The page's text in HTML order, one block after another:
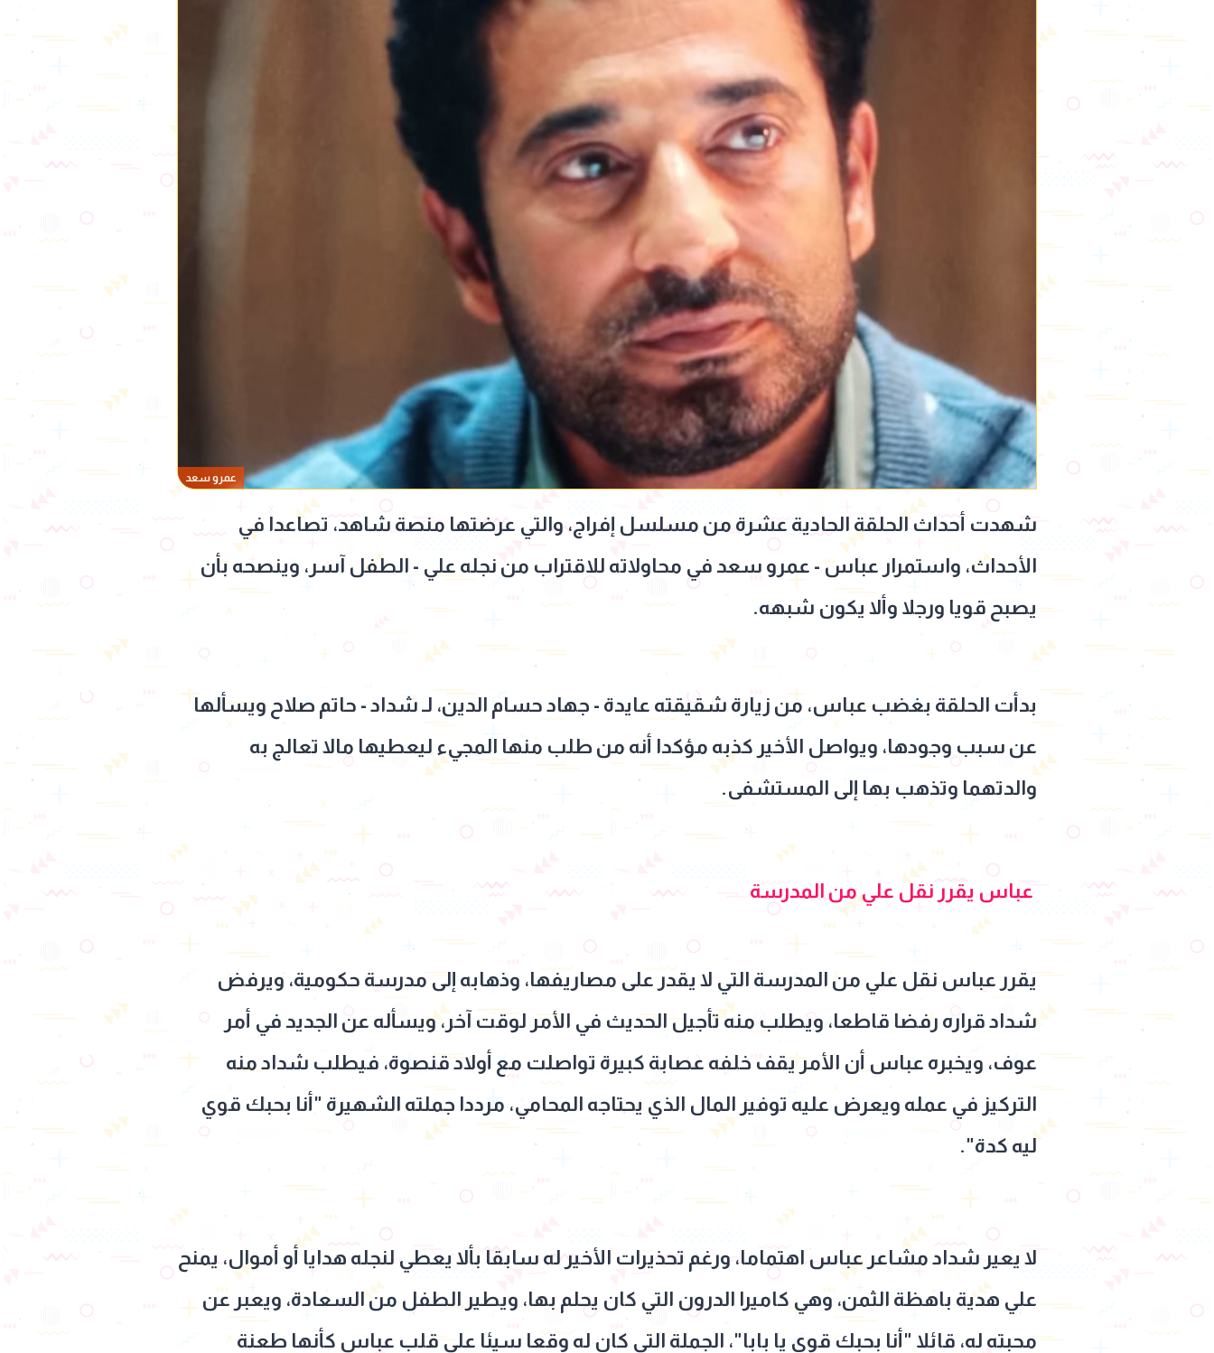
عمرو سعد
شهدت أحداث الحلقة الحادية عشرة من مسلسل إفراج، والتي عرضتها منصة شاهد، تصاعدا في
الأحداث، واستمرار عباس - عمرو سعد في محاولاته للاقتراب من نجله علي - الطفل آسر، وينصحه بأن
يصبح قويا ورجلا وألا يكون شبهه.
بدأت الحلقة بغضب عباس، من زيارة شقيقته عايدة - جهاد حسام الدين، لـ شداد - حاتم صلاح ويسألها
عن سبب وجودها، ويواصل الأخير كذبه مؤكدا أنه من طلب منها المجيء ليعطيها مالا تعالج به
والدتهما وتذهب بها إلى المستشفى.
عباس يقرر نقل علي من المدرسة
يقرر عباس نقل علي من المدرسة التي لا يقدر على مصاريفها، وذهابه إلى مدرسة حكومية، ويرفض
شداد قراره رفضا قاطعا، ويطلب منه تأجيل الحديث في الأمر لوقت آخر، ويسأله عن الجديد في أمر
عوف، ويخبره عباس أن الأمر يقف خلفه عصابة كبيرة تواصلت مع أولاد قنصوة، فيطلب شداد منه
التركيز في عمله ويعرض عليه توفير المال الذي يحتاجه المحامي، مرددا جملته الشهيرة "أنا بحبك قوي
ليه كدة".
لا يعير شداد مشاعر عباس اهتماما، ورغم تحذيرات الأخير له سابقا بألا يعطي لنجله هدايا أو أموال، يمنح
علي هدية باهظة الثمن، وهي كاميرا الدرون التي كان يحلم بها، ويطير الطفل من السعادة، ويعبر عن
محبته له، قائلا "أنا بحبك قوي يا بابا"، الجملة التي كان له وقعا سيئا على قلب عباس كأنها طعنة